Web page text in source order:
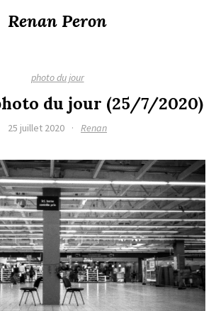
Renan Peron
photo du jour
du jour (25/7/2020)
25 juillet 2020 · Renan